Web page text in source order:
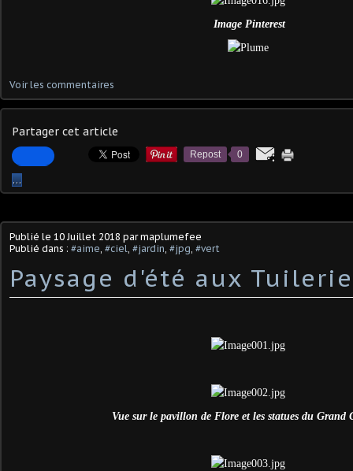
Image Pinterest
Voir les commentaires
Partager cet article
Repost 0
…
Publié le 10 Juillet 2018 par maplumefee
Publié dans : #aime #ciel #jardin #jpg #vert
Paysage d'été aux
Vue sur le pavillon de Flore et les statues du Grand